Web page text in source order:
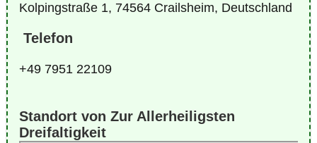
Kolpingstraße 1, 74564 Crailsheim, Deutschland
Telefon
+49 7951 22109
Standort von Zur Allerheiligsten
Dreifaltigkeit